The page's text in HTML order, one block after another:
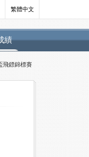
繁體中文
績
飛鏢錦標賽